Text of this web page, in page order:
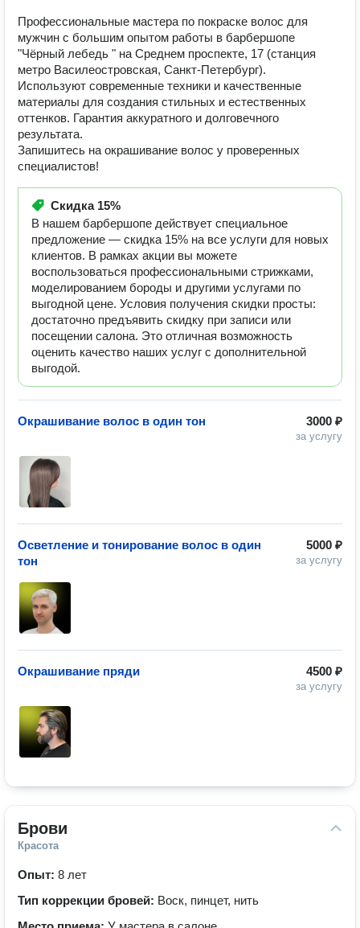
Профессиональные мастера по покраске волос для
мужчин с большим опытом работы в барбершопе
"Чёрный лебедь " на Среднем проспекте, 17 (станция
метро Василеостровская, Санкт-Петербург).
Используют современные техники и качественные
материалы для создания стильных и естественных
оттенков. Гарантия аккуратного и долговечного
результата.
Запишитесь на окрашивание волос у проверенных
специалистов!
Скидка 15%
В нашем барбершопе действует специальное
предложение — скидка 15% на все услуги для новых
клиентов. В рамках акции вы можете
воспользоваться профессиональными стрижками,
моделированием бороды и другими услугами по
выгодной цене. Условия получения скидки просты:
достаточно предъявить скидку при записи или
посещении салона. Это отличная возможность
оценить качество наших услуг с дополнительной
выгодой.
3000 ₽
за услугу
Окрашивание волос в один тон
5000 ₽
за услугу
Осветление и тонирование волос в один
тон
4500 ₽
за услугу
Окрашивание пряди
Брови
Красота
Опыт: 8 лет
Тип коррекции бровей: Воск, пинцет, нить